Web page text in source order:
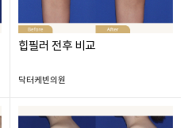
힙필러 전후 비교
닥터케빈의원